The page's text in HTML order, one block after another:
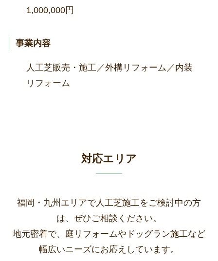
1,000,000円
事業内容
人工芝販売・施工／外構リフォーム／内装
リフォーム
対応エリア
福岡・九州エリアで人工芝施工をご検討中の方
は、ぜひご相談ください。
地元密着で、庭リフォームやドッグラン施工など
幅広いニーズにお応えしています。